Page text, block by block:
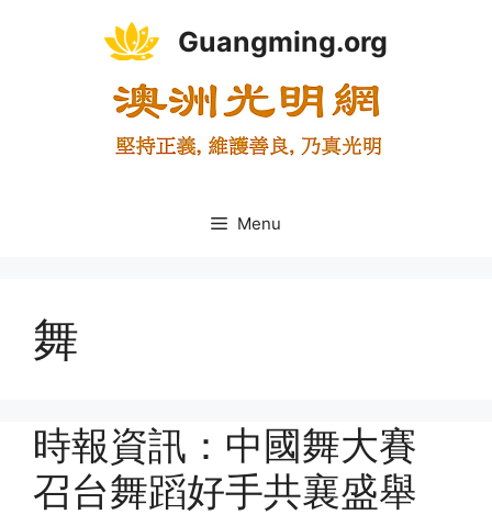
Guangming.org
Menu
舞
時報資訊：中國舞大賽
召台舞蹈好手共襄盛舉